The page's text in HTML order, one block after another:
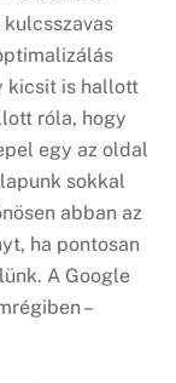
kicsit is hallott
róla, hogy
egy az oldal
sokkal
abban az
ha pontosan
A Google
–